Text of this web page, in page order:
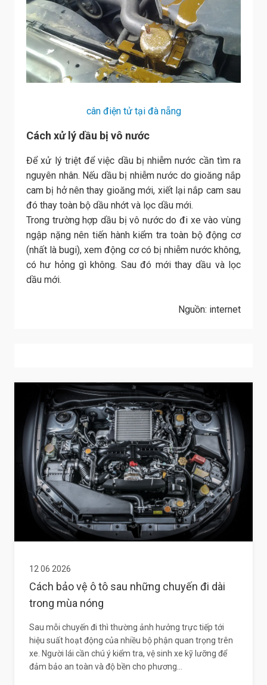
cân điện tử tại đà nẵng
Cách xử lý dầu bị vô nước
Để xử lý triệt để việc dầu bị nhiễm nước cần tìm ra
nguyên nhân. Nếu dầu bị nhiễm nước do gioăng nắp
cam bị hở nên thay gioăng mới, xiết lại nắp cam sau
đó thay toàn bộ dầu nhớt và lọc dầu mới.
Trong trường hợp dầu bị vô nước do đi xe vào vùng
ngập nặng nên tiến hành kiểm tra toàn bộ động cơ
(nhất là bugi), xem động cơ có bị nhiễm nước không,
có hư hỏng gì không. Sau đó mới thay dầu và lọc
dầu mới.
Nguồn: internet
12 06 2026
Cách bảo vệ ô tô sau những chuyến đi dài
trong mùa nóng
Sau mỗi chuyến đi thì thường ảnh hưởng trực tiếp tới
hiệu suất hoạt động của nhiều bộ phận quan trọng trên
xe. Người lái cần chú ý kiểm tra, vệ sinh xe kỹ lưỡng để
đảm bảo an toàn và độ bền cho phương...